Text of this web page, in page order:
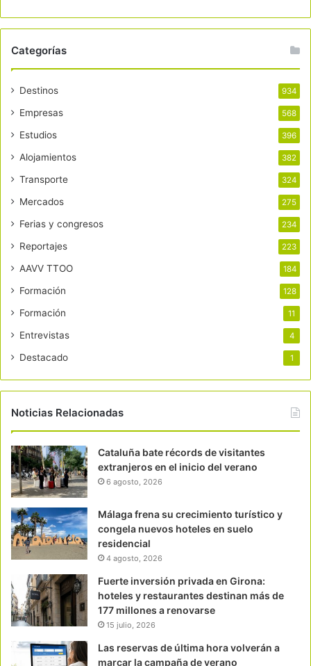
Categorías
Destinos 934
Empresas 568
Estudios 396
Alojamientos 382
Transporte 324
Mercados 275
Ferias y congresos 234
Reportajes 223
AAVV TTOO 184
Formación 128
Formación 11
Entrevistas 4
Destacado 1
Noticias Relacionadas
Cataluña bate récords de visitantes
extranjeros en el inicio del verano
6 agosto, 2026
Málaga frena su crecimiento turístico y
congela nuevos hoteles en suelo
residencial
4 agosto, 2026
Fuerte inversión privada en Girona:
hoteles y restaurantes destinan más de
177 millones a renovarse
15 julio, 2026
Las reservas de última hora volverán a
marcar la campaña de verano